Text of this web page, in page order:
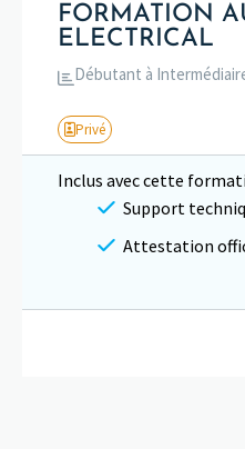
FORMATION
ELECTRICAL
Débutant à
Privé
Inclus avec cette
Support
Attestation